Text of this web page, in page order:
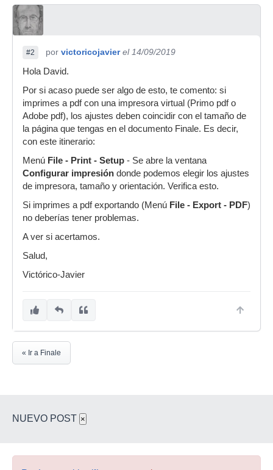
#2 por victoricojavier el 14/09/2019
Hola David.
Por si acaso puede ser algo de esto, te comento: si
imprimes a pdf con una impresora virtual (Primo pdf o
Adobe pdf), los ajustes deben coincidir con el tamaño de
la página que tengas en el documento Finale. Es decir,
con este itinerario:
Menú File - Print - Setup - Se abre la ventana
Configurar impresión donde podemos elegir los ajustes
de impresora, tamaño y orientación. Verifica esto.
Si imprimes a pdf exportando (Menú File - Export - PDF)
no deberías tener problemas.
A ver si acertamos.
Salud,
Victórico-Javier
« Ir a Finale
NUEVO POST ×